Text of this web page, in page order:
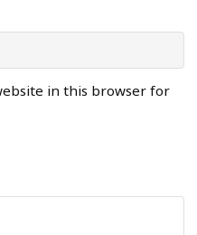
in this browser for